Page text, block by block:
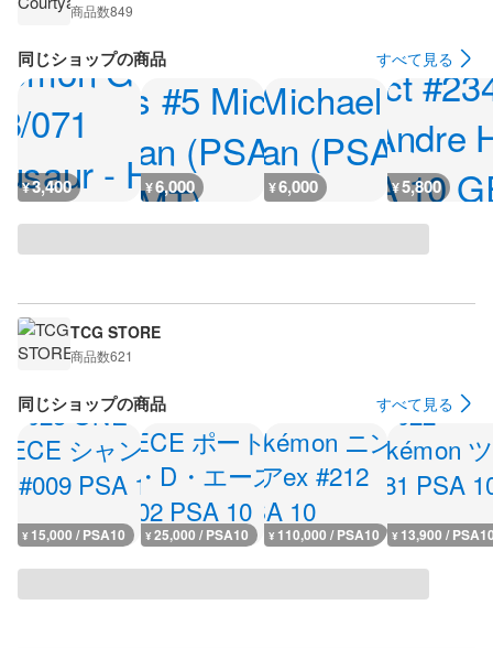
商品数849
同じショップの商品 すべて見る
¥3,400 ¥6,000 ¥6,000 ¥5,800
TCG STORE
商品数621
同じショップの商品 すべて見る
¥ 15,000 / PSA10 ¥25,000 / PSA10 ¥ 110,000 / PSA10 ¥ 13,900 /